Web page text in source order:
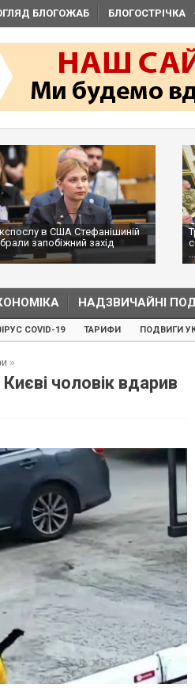
БЛОГОЖАБ БЛОГОСТРІЧКА
в США Стефанішиній
запобіжний захід
...
НАДЗВИЧАЙНІ
COVID-19 ТАРИФИ ПОДВИГИ
»
чоловік вдарив